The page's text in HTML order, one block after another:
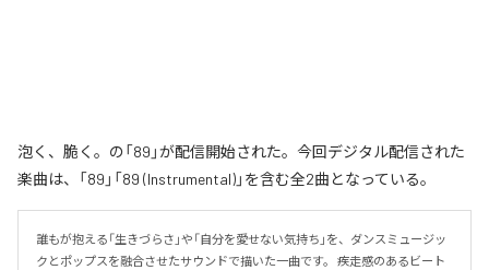
泡く、脆く。の「89」が配信開始された。今回デジタル配信された
楽曲は、「89」「89 (Instrumental)」を含む全2曲となっている。
誰もが抱える「生きづらさ」や「自分を愛せない気持ち」を、ダンスミュージッ
クとポップスを融合させたサウンドで描いた一曲です。 疾走感のあるビート